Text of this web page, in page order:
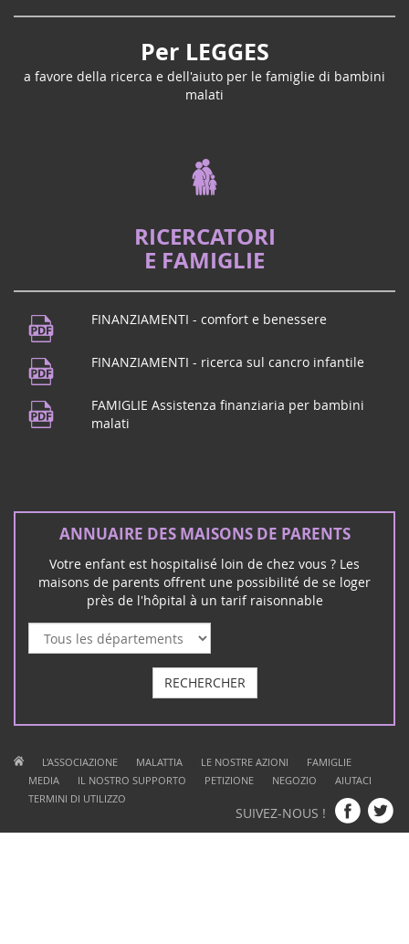
Per LEGGES
a favore della ricerca e dell'aiuto per le famiglie di bambini
RICERCATORI
FAMIGLIE Assistenza finanziaria per bambini
ANNUAIRE DES MAISONS DE PARENTS
Votre enfant est hospitalisé loin de chez vous ? Les
maisons de parents offrent une possibilité de se loger
près de l'hôpital à un tarif raisonnable
RECHERCHER
|L'ASSOCIAZIONE|MALATTIA| LE NOSTRE AZIONI|FAMIGLIE
MEDIA|IL NOSTRO SUPPORTO AIUTACI
SUIVEZ-NOUS !